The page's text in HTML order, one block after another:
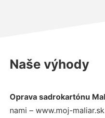
Naše výhody
Oprava sadrokartónu
nami – www.moj-